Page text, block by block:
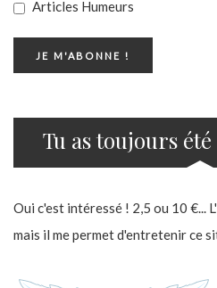
Articles Humeurs
Tu as toujours
Oui c'est intéressé ! 2,5 ou 10 €...
mais il me permet d'entretenir ce